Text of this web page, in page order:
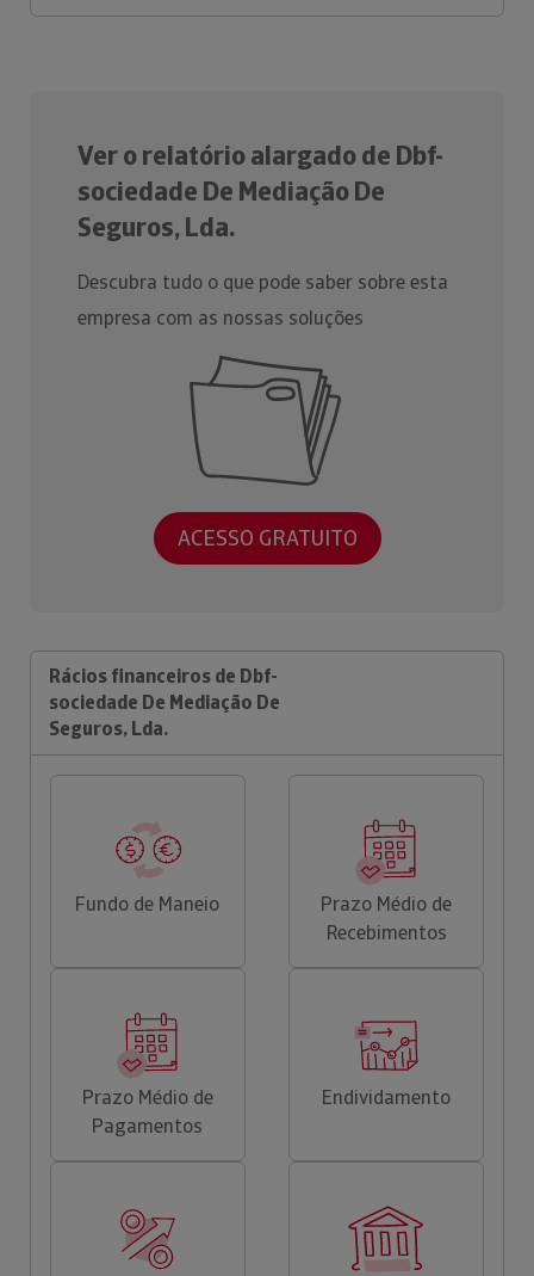
Ver o relatório alargado de Dbf-
sociedade De Mediação De
Seguros, Lda.
Descubra tudo o que pode saber sobre esta
empresa com as nossas soluções
ACESSO GRATUITO
Rácios financeiros de Dbf-
sociedade De Mediação De
Seguros, Lda.
Fundo de Maneio
Prazo Médio de
Recebimentos
Prazo Médio de
Pagamentos
Endividamento